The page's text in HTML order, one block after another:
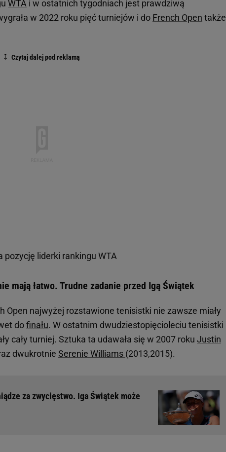
WTA i w ostatnich tygodniach jest prawdziwą
w 2022 roku pięć turniejów i do French Open także
pozycję liderki rankingu WTA
mają łatwo. Trudne zadanie przed Igą Świątek
Open najwyżej rozstawione tenisistki nie zawsze miały
dofinału. W ostatnim dwudziestopięcioleciu tenisistki
cały turniej. Sztuka ta udawała się w 2007 roku Justin
dwukrotnie Serenie Williams (2013,2015).
za zwycięstwo. Iga Świątek może